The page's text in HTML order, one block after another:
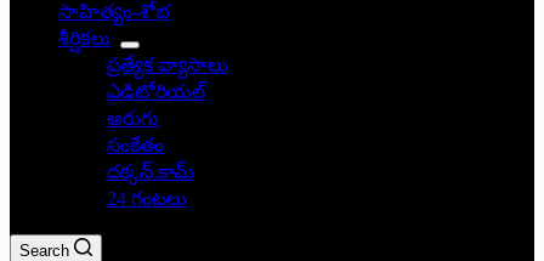
సాహిత్యం-శోభ
శీర్షికలు
ప్రత్యేక వ్యాసాలు
ఎడిటోరియల్
అరుగు
సంకేతం
దక్కన్.కామ్
24 గంటలు
Search